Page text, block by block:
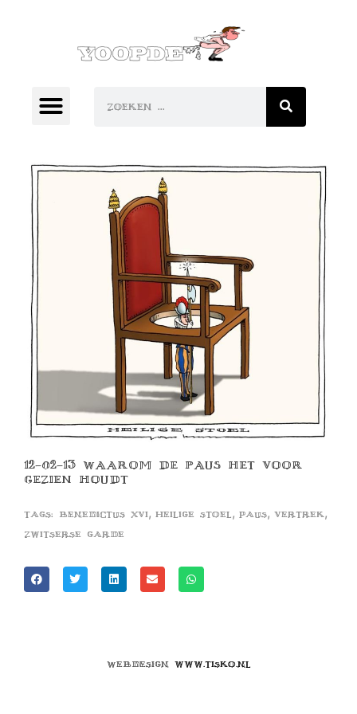
12-02-13 WAAROM DE PAUS HET VOOR
GEZIEN HOUDT
Tags: benedictus xvi, heilige stoel, paus, vertrek,
zwitserse garde
Webdesign www.tisko.nl